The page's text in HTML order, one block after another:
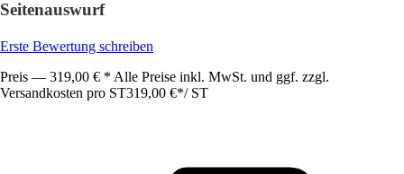
Seitenauswurf
Erste Bewertung schreiben
Preis — 319,00 € * Alle Preise inkl. MwSt. und ggf. zzgl.
Versandkosten pro ST319,00 €*/ ST